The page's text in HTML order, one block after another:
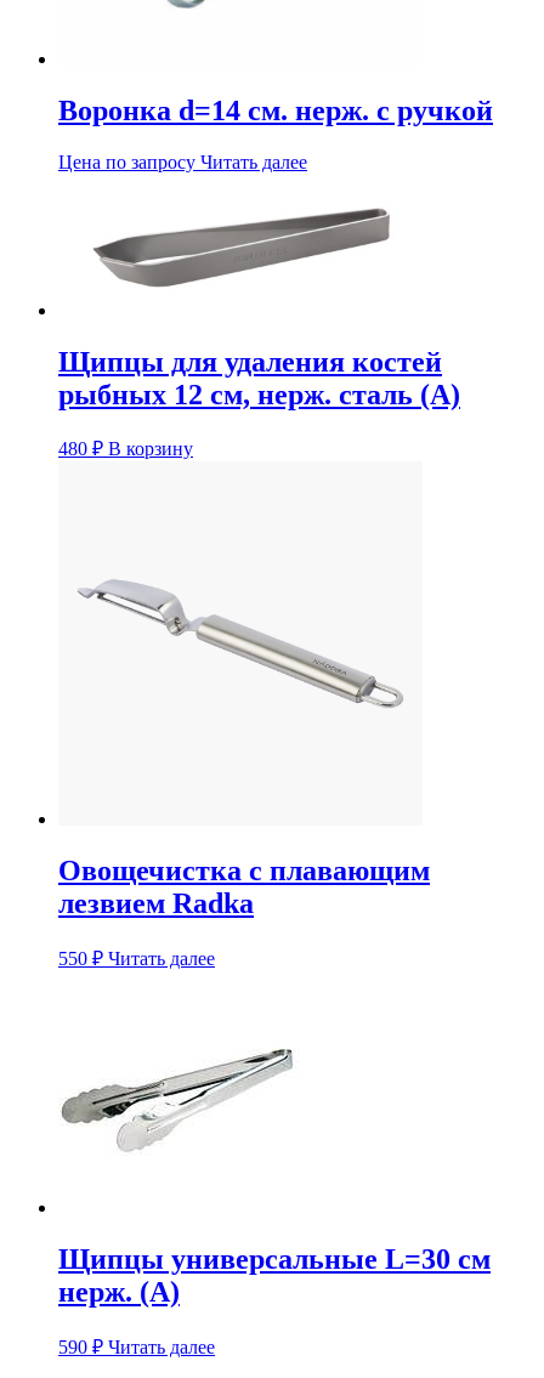
Воронка d=14 см. нерж. с ручкой
Цена по запросу Читать далее
Щипцы для удаления костей
рыбных 12 см, нерж. сталь (А)
480 ₽ В корзину
Овощечистка с плавающим
лезвием Radka
550 ₽ Читать далее
Щипцы универсальные L=30 см
нерж. (А)
590 ₽ Читать далее